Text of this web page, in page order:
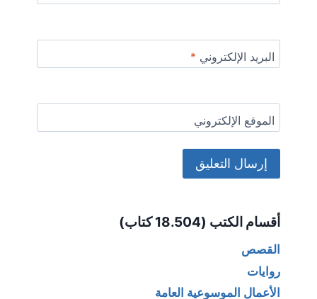
البريد الإلكتروني *
الموقع الإلكتروني
أقسام الكتب (18.504 كتاب)
القصص
روايات
الأعمال الموسوعية العامة